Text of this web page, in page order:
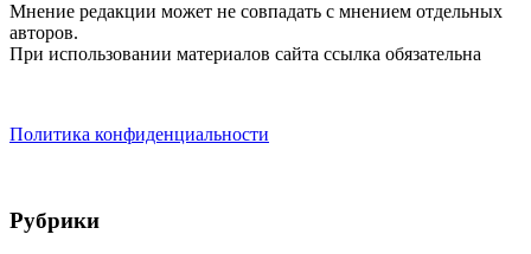
Мнение редакции может не совпадать с мнением отдельных
авторов.
При использовании материалов сайта ссылка обязательна
Политика конфиденциальности
Рубрики